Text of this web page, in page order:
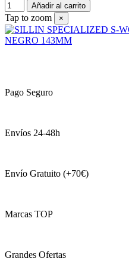
Añadir al carrito
Tap to zoom ×
Pago Seguro
Envíos 24-48h
Envío Gratuito (+70€)
Marcas TOP
Grandes Ofertas